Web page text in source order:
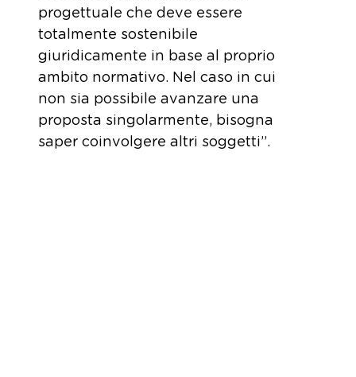
progettuale che deve essere
totalmente sostenibile
giuridicamente in base al proprio
ambito normativo. Nel caso in cui
non sia possibile avanzare una
proposta singolarmente, bisogna
saper coinvolgere altri soggetti”.